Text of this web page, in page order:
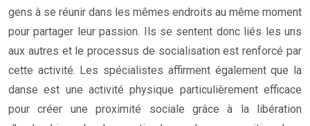
gens à se réunir dans les mêmes endroits au même moment
pour partager leur passion. Ils se sentent donc liés les uns
aux autres et le processus de socialisation est renforcé par
cette activité. Les spécialistes affirment également que la
danse est une activité physique particulièrement efficace
pour créer une proximité sociale grâce à la libération